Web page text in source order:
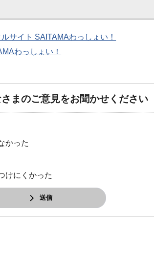
サイト SAITAMAわっしょい！
わっしょい！
まのご意見をお聞かせください
かった
けにくかった
送信